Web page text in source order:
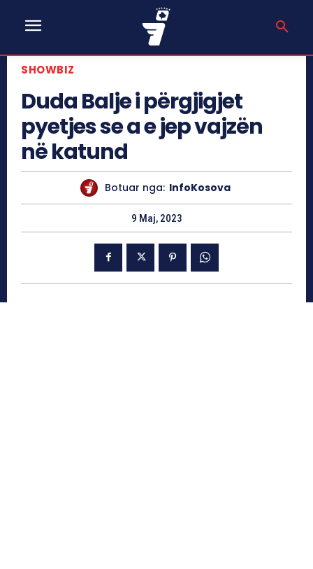
SHOWBIZ
Duda Balje i përgjigjet
pyetjes se a e jep vajzën
në katund
Botuar nga: InfoKosova
9 Maj, 2023